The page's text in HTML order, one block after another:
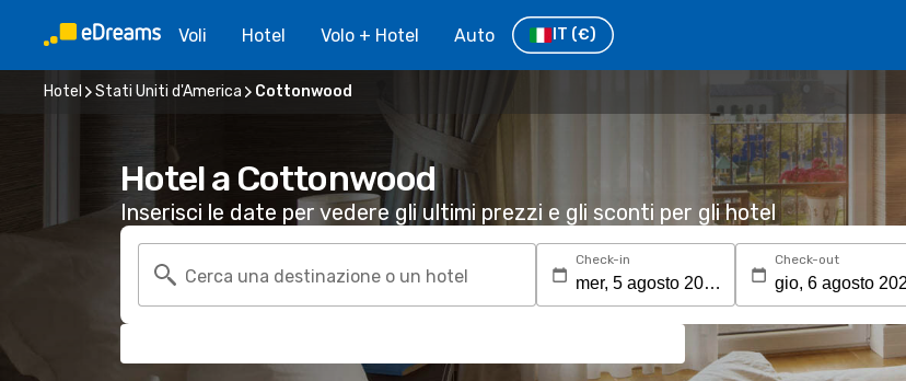
Voli Hotel Volo + Hotel Auto IT (€)
Hotel Stati Uniti d'America Cottonwood
Hotel a Cottonwood
Inserisci le date per vedere gli ultimi prezzi e gli sconti per gli hotel
Cerca una destinazione o un hotel
Check-in Check-out